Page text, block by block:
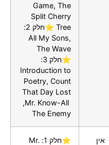
Game, The
Split Cherry
Tree ⭐חלק 2:
All My Sons,
The Wave
⭐חלק 3:
Introduction to
Poetry, Count
That Day Lost
,Mr. Know-All
The Enemy
אין
⭐חלק 1: Mr.